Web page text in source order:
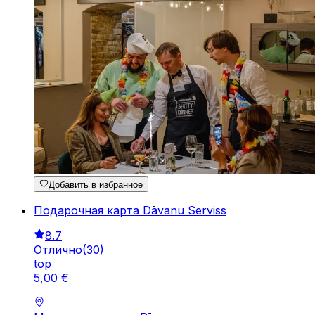
Добавить в избранное
Подарочная карта Dāvanu Serviss
8.7
Отлично(30)
top
5,00 €